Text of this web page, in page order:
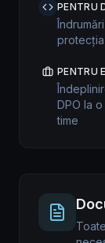
PENTRU
PENTRU
DPO la
time